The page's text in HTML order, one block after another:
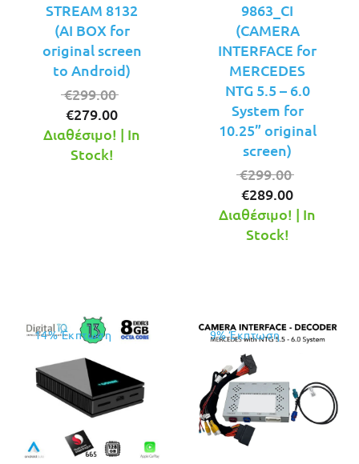
STREAM 8132
(AI BOX for
original screen
to Android)
€299.00
was:
€279.00
τρέχουσα
Διαθέσιμο! | In
Stock!
9863_CI
(CAMERA
INTERFACE for
MERCEDES
NTG 5.5 – 6.0
System for
10.25” original
screen)
€299.00
was:
€289.00
τρέχουσα
Διαθέσιμο! | In
Stock!
14% Έκπτωση 9% Έκπτωση